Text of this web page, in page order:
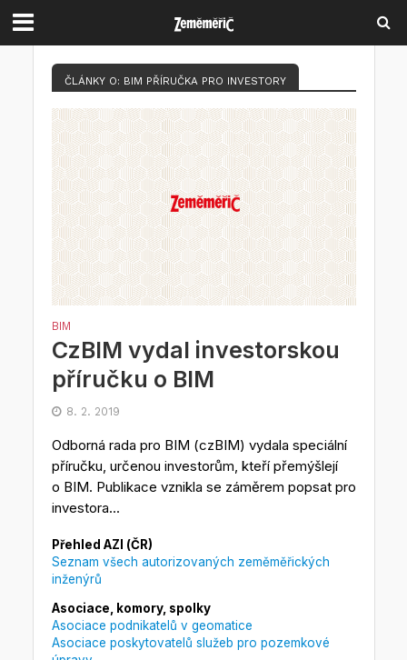
ČLÁNKY O: BIM PŘÍRUČKA PRO INVESTORY
BIM
CzBIM vydal investorskou
příručku o BIM
8. 2. 2019
Odborná rada pro BIM (czBIM) vydala speciální
příručku, určenou investorům, kteří přemýšlejí
o BIM. Publikace vznikla se záměrem popsat pro
investora...
Přehled AZI (ČR)
Seznam všech autorizovaných zeměměřických
inženýrů
Asociace, komory, spolky
Asociace podnikatelů v geomatice
Asociace poskytovatelů služeb pro pozemkové